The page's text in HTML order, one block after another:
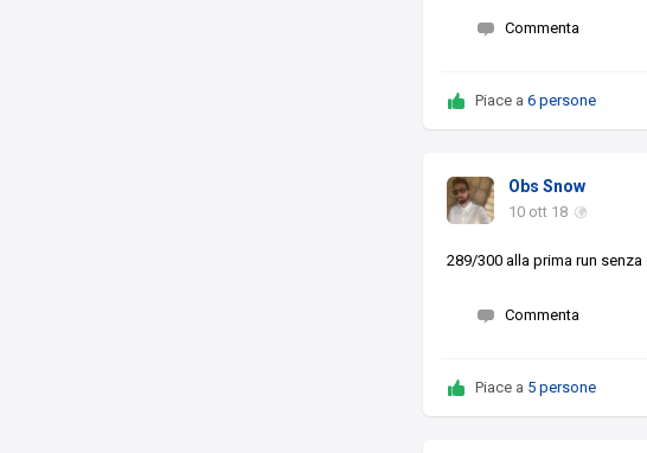
Commenta
Piace a6 persone
Obs Snow
10 ott 18
289/300 alla prima run
Commenta
Piace a 5 persone